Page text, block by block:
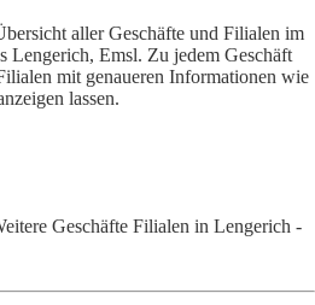
aller Geschäfte und Filialen im
Lengerich, Emsl. Zu jedem Geschäft
mit genaueren Informationen wie
lassen.
Geschäfte Filialen in Lengerich -